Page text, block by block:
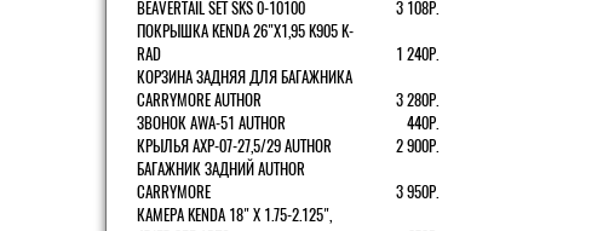
BEAVERTAIL SET SKS 0-10100
3 108Р.
ПОКРЫШКА KENDA 26"Х1,95 K905 K-
RAD
1 240Р.
КОРЗИНА ЗАДНЯЯ ДЛЯ БАГАЖНИКА
CARRYMORE AUTHOR
3 280Р.
ЗВОНОК AWA-51 AUTHOR
440Р.
КРЫЛЬЯ AXP-07-27,5/29 AUTHOR
2 900Р.
БАГАЖНИК ЗАДНИЙ AUTHOR
CARRYMORE
3 950Р.
КАМЕРА KENDA 18" Х 1.75-2.125",